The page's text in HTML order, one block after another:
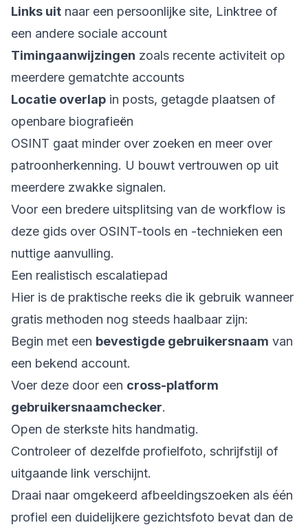
Links uit naar een persoonlijke site, Linktree of
een andere sociale account
Timingaanwijzingen zoals recente activiteit op
meerdere gematchte accounts
Locatie overlap in posts, getagde plaatsen of
openbare biografieën
OSINT gaat minder over zoeken en meer over
patroonherkenning. U bouwt vertrouwen op uit
meerdere zwakke signalen.
Voor een bredere uitsplitsing van de workflow is
deze gids over OSINT-tools en -technieken een
nuttige aanvulling.
Een realistisch escalatiepad
Hier is de praktische reeks die ik gebruik wanneer
gratis methoden nog steeds haalbaar zijn:
Begin met een bevestigde gebruikersnaam van
een bekend account.
Voer deze door een cross-platform
gebruikersnaamchecker.
Open de sterkste hits handmatig.
Controleer of dezelfde profielfoto, schrijfstijl of
uitgaande link verschijnt.
Draai naar omgekeerd afbeeldingszoeken als één
profiel een duidelijkere gezichtsfoto bevat dan de